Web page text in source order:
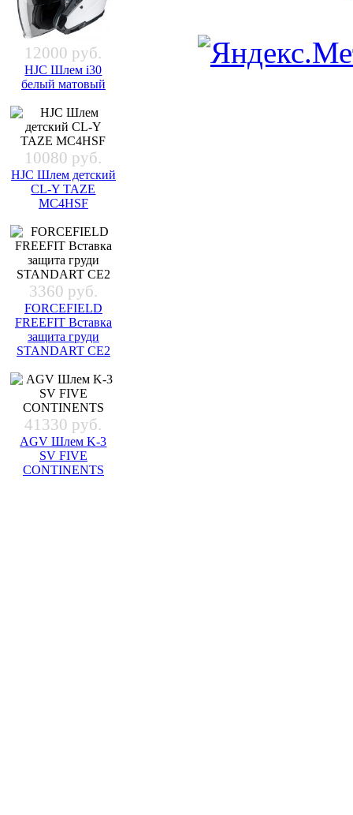
12000 руб.
HJC Шлем i30
белый матовый
10080 руб.
HJC Шлем детский
CL-Y TAZE
MC4HSF
3360 руб.
FORCEFIELD
FREEFIT Вставка
защита груди
STANDART CE2
41330 руб.
AGV Шлем K-3
SV FIVE
CONTINENTS